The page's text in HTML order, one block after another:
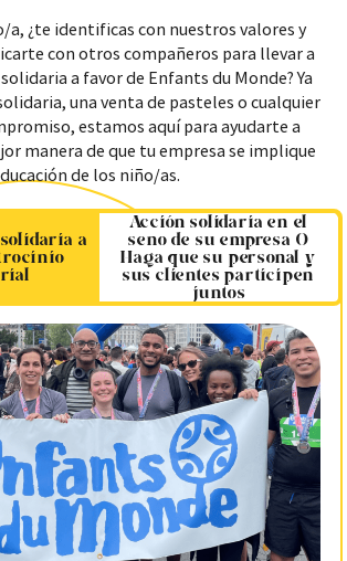
a, ¿te identificas con nuestros valores y
con otros compañeros para llevar a
a favor de Enfants du Monde? Ya
una venta de pasteles o cualquier
estamos aquí para ayudarte a
manera de que tu empresa se implique
de los niño/as.
a
Acción solidaria en el
seno de su empresa O
Haga que su personal y
sus clientes participen
juntos